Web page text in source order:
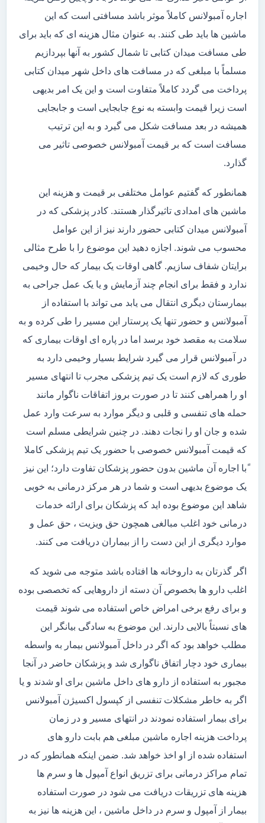
اجاره آمبولانس کاملاً موثر باشد مسافتی است که این
ماشین ها باید طی کنند. به عنوان مثال هزینه ای که باید برای
طی مسافت میدان کتابی تا شمال کشور به آنها بپردازیم
مسلماً با مبلغی که در مسافت های داخل شهر میدان کتابی
پرداخت می گردد کاملاً متفاوت است و این یک امر بدیهی
است زیرا قیمت وابسته به نوع جابجایی است و جابجایی
همیشه در بعد مسافت شکل می گیرد و به این ترتیب
مسافت است که بر قیمت آمبولانس خصوصی تاثیر می
گذارد.
همانطور که گفتیم عوامل مختلفی بر قیمت و هزینه این
ماشین های امدادی تاثیرگذار هستند. کادر پزشکی که در
آمبولانس میدان کتابی حضور دارند نیز از این عوامل
محسوب می شوند. اجازه دهید این موضوع را با طرح مثالی
برایتان شفاف سازیم. گاهی اوقات یک بیمار که حال وخیمی
ندارد و فقط برای انجام چند آزمایش و یا یک عمل جراحی به
بیمارستان دیگری انتقال می یابد می تواند با استفاده از
آمبولانس و حضور تنها یک پرستار این مسیر را طی کرده و به
سلامت به مقصد خود برسد اما در پاره ای اوقات بیماری که
در آمبولانس قرار می گیرد شرایط بسیار وخیمی دارد به
طوری که لازم است یک تیم پزشکی مجرب تا انتهای مسیر
او را همراهی کنند تا در صورت بروز اتفاقات ناگوار مانند
حمله های تنفسی و قلبی و دیگر موارد به سرعت وارد عمل
شده و جان او را نجات دهند. در چنین شرایطی مسلم است
که قیمت آمبولانس خصوصی با حضور یک تیم پزشکی کاملا
ًبا اجاره آن ماشین بدون حضور پزشکان تفاوت دارد؛ این نیز
یک موضوع بدیهی است و شما در هر مرکز درمانی به خوبی
شاهد این موضوع بوده اید که پزشکان برای ارائه خدمات
درمانی خود اغلب مبالغی همچون حق ویزیت ، حق عمل و
موارد دیگری از این دست را از بیماران دریافت می کنند.
اگر گذرتان به داروخانه ها افتاده باشد متوجه می شوید که
اغلب دارو ها بخصوص آن دسته از داروهایی که تخصصی بوده
و برای رفع برخی امراض خاص استفاده می شوند قیمت
های نسبتاً بالایی دارند. این موضوع به سادگی بیانگر این
مطلب خواهد بود که اگر در داخل آمبولانس بیمار به واسطه
بیماری خود دچار اتفاق ناگواری شد و پزشکان حاضر در آنجا
مجبور به استفاده از دارو های داخل ماشین برای او شدند و یا
اگر به خاطر مشکلات تنفسی از کپسول اکسیژن آمبولانس
برای بیمار استفاده نمودند در انتهای مسیر و در زمان
پرداخت هزینه اجاره ماشین مبلغی هم بابت دارو های
استفاده شده از او اخذ خواهد شد. ضمن اینکه همانطور که در
تمام مراکز درمانی برای تزریق انواع آمپول ها و سرم ها
هزینه های تزریقات دریافت می شود در صورت استفاده
بیمار از آمپول و سرم در داخل ماشین ، این هزینه ها نیز به